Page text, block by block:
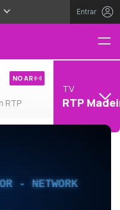
Entrar
RTP
NO AR
TV
RTP
- NETWORK